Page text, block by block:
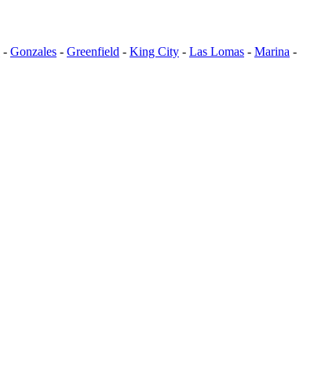
- Gonzales - Greenfield - King City - Las Lomas - Marina -